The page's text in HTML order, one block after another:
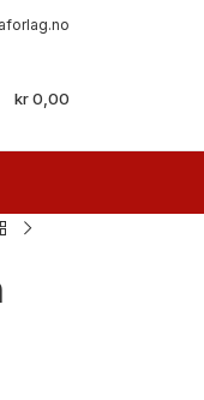
kr0,00